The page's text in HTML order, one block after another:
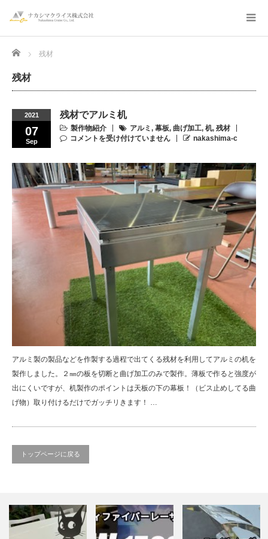
Home 残材
残材
2021
07
Sep
残材でアルミ机
製作物紹介 アルミ , 幕板, 曲げ加工, 机, 残材
コメントを受け付けていません
nakashima-c
アルミ製の製品などを作製する過程で出てくる残材を利用してアルミの机を
製作しました。２㎜の板を切断と曲げ加工のみで製作。薄板で作ると強度が
出にくいですが、机製作のポイントは天板の下の幕板！（ビス止めしてる曲
げ物）取り付けるだけでガッチリきます！ …
トップページに戻る